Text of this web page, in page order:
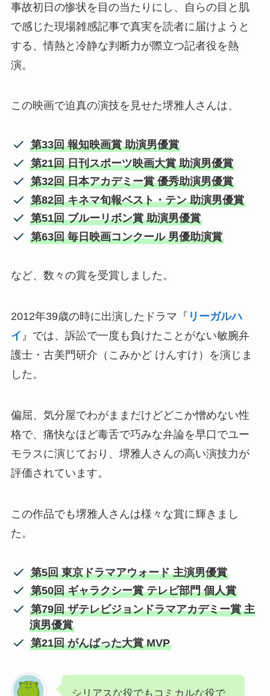
事故初日の惨状を目の当たりにし、自らの目と肌
で感じた現場雑感記事で真実を読者に届けようと
する、情熱と冷静な判断力が際立つ記者役を熱
演。
この映画で迫真の演技を見せた堺雅人さんは、
第33回 報知映画賞 助演男優賞
第21回 日刊スポーツ映画大賞 助演男優賞
第32回 日本アカデミー賞 優秀助演男優賞
第82回 キネマ旬報ベスト・テン 助演男優賞
第51回 ブルーリボン賞 助演男優賞
第63回 毎日映画コンクール 男優助演賞
など、数々の賞を受賞しました。
2012年39歳の時に出演したドラマ『 リーガルハ
イ 』では、訴訟で一度も負けたことがない敏腕弁
護士・古美門研介（こみかど けんすけ）を演じま
した。
偏屈、気分屋でわがままだけどどこか憎めない性
格で、痛快なほど毒舌で巧みな弁論を早口でユー
モラスに演じており、堺雅人さんの高い演技力が
評価されています。
この作品でも堺雅人さんは様々な賞に輝きまし
た。
第5回 東京ドラマアウォード 主演男優賞
第50回 ギャラクシー賞 テレビ部門 個人賞
第79回 ザテレビジョンドラマアカデミー賞 主
演男優賞
第21回 がんばった大賞 MVP
シリアスな役でもコミカルな役で